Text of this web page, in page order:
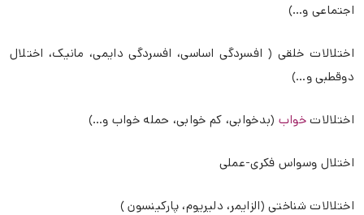
اجتماعی و…)
اختلالات خلقی ( افسردگی اساسی، افسردگی دایمی، مانیک، اختلال
دوقطبی و…)
اختلالاتخواب (بدخوابی، کم خوابی، حمله خواب و…)
اختلال وسواس فکری-عملی
اختلالات شناختی (الزایمر، دلیریوم، پارکینسون )